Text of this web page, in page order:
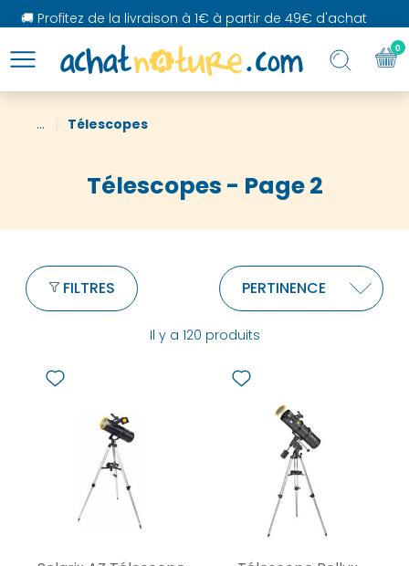
Profitez de la livraison à 1€ à partir de 49€ d'achat
... Télescopes
Télescopes - Page 2
Il y a 120 produits
FILTRES
0